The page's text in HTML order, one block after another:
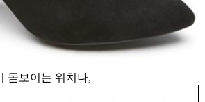
돋보이는 워치나,